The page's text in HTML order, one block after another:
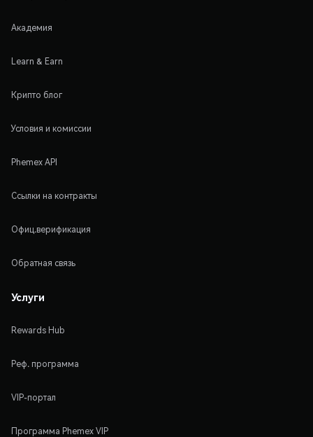
Академия
Learn & Earn
Крипто блог
Условия и комиссии
Phemex API
Ссылки на контракты
Офиц.верификация
Обратная связь
Услуги
Rewards Hub
Реф. программа
VIP-портал
Программа Phemex VIP